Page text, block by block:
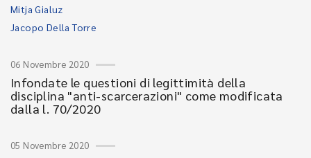
Mitja Gialuz
Jacopo Della Torre
06 Novembre 2020
Infondate le questioni di legittimità della
disciplina "anti-scarcerazioni" come modificata
dalla l. 70/2020
05 Novembre 2020